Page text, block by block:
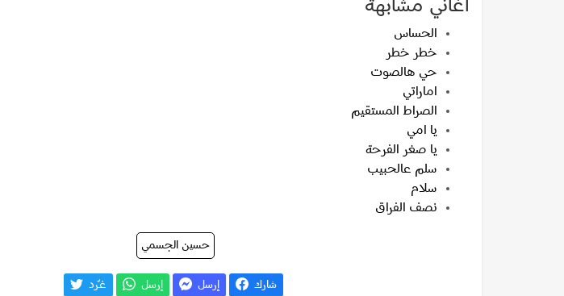
اغاني مشابهة
الحساس
خطر خطر
حي هالصوت
اماراتي
الصراط المستقيم
يا امي
يا صغر الفرحة
سلم عالحبيب
سلام
نصف الفراق
حسين الجسمي
شارك إرسل إرسل غـّرد